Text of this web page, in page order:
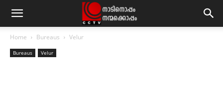
Home Bureaus Velur
Bureaus Velur